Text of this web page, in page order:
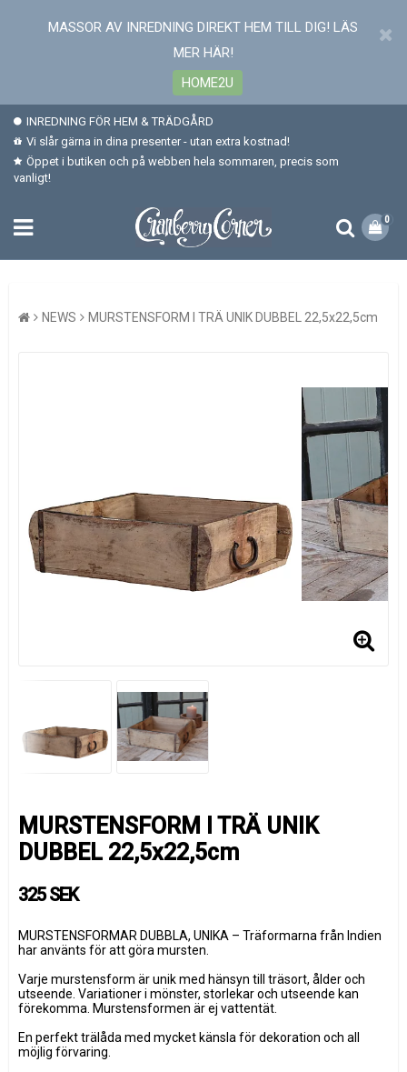
MASSOR AV INREDNING DIREKT HEM TILL DIG! LÄS
MER HÄR!
HOME2U
INREDNING FÖR HEM & TRÄDGÅRD
Vi slår gärna in dina presenter - utan extra kostnad!
Öppet i butiken och på webben hela sommaren, precis som
vanligt!
0
NEWS MURSTENSFORM I TRÄ UNIK DUBBEL 22,5x22,5cm
MURSTENSFORM I TRÄ UNIK
DUBBEL 22,5x22,5cm
325 SEK
MURSTENSFORMAR DUBBLA, UNIKA – Träformarna från Indien
har använts för att göra mursten.
Varje murstensform är unik med hänsyn till träsort, ålder och
utseende. Variationer i mönster, storlekar och utseende kan
förekomma. Murstensformen är ej vattentät.
En perfekt trälåda med mycket känsla för dekoration och all
möjlig förvaring.